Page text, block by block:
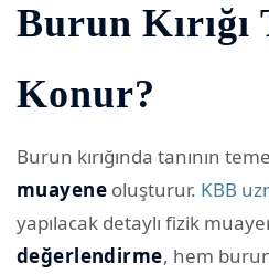
Burun Kırığı
Konur?
Burun kırığında tanının
muayeneoluşturur. KBB
yapılacak detaylı fizik
değerlendirme, hem